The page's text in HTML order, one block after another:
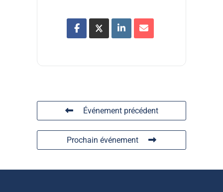
Événement précédent
Prochain événement